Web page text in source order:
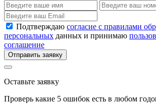
Подтверждаю согласие с правилами
персональных данных и принимаю
соглашение
Отправить заявку
Оставьте заявку
Проверь какие 5 ошибок есть в любом